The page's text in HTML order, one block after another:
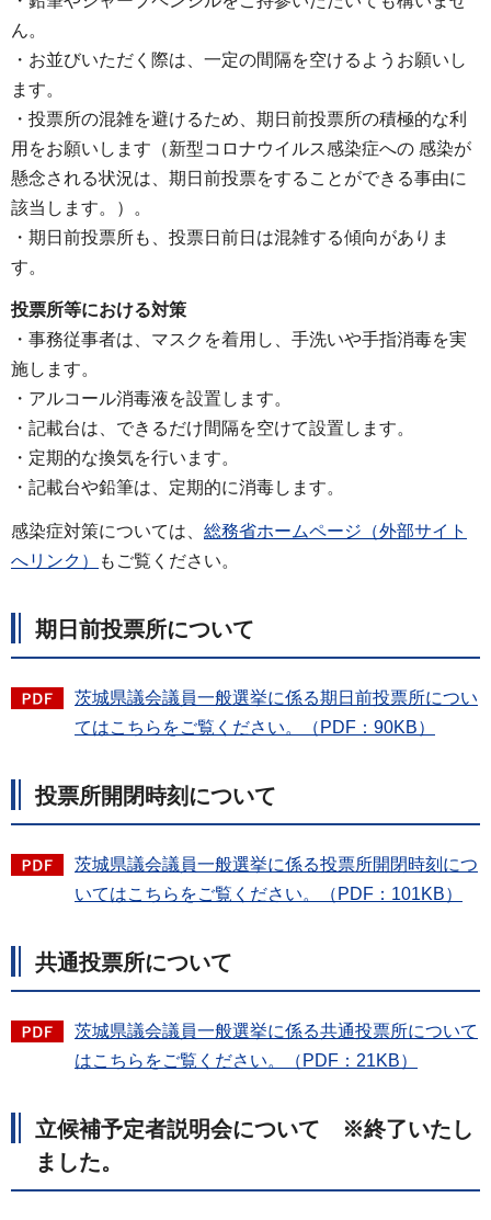
ん。
・お並びいただく際は、一定の間隔を空けるようお願いし
ます。
・投票所の混雑を避けるため、期日前投票所の積極的な利
用をお願いします（新型コロナウイルス感染症への 感染が
懸念される状況は、期日前投票をすることができる事由に
該当します。）。
・期日前投票所も、投票日前日は混雑する傾向がありま
す。
投票所等における対策
・事務従事者は、マスクを着用し、手洗いや手指消毒を実
施します。
・アルコール消毒液を設置します。
・記載台は、できるだけ間隔を空けて設置します。
・定期的な換気を行います。
・記載台や鉛筆は、定期的に消毒します。
感染症対策については、 総務省ホームページ（外部サイト
へリンク）
もご覧ください。
期日前投票所について
茨城県議会議員一般選挙に係る期日前投票所につい
てはこちらをご覧ください。（PDF：90KB）
投票所開閉時刻について
茨城県議会議員一般選挙に係る投票所開閉時刻につ
いてはこちらをご覧ください。（PDF：101KB）
共通投票所について
茨城県議会議員一般選挙に係る共通投票所について
はこちらをご覧ください。（PDF：21KB）
立候補予定者説明会について ※終了いたし
ました。